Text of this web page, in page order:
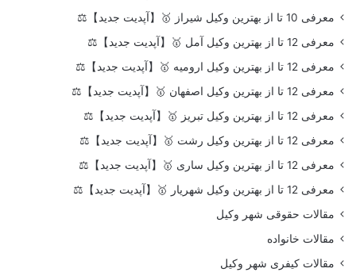
معرفی 10 تا از بهترین وکیل شیراز 🥇【آپدیت جدید】⚖️
معرفی 12 تا از بهترین وکیل آمل 🥇【آپدیت جدید】⚖️
معرفی 12 تا از بهترین وکیل ارومیه 🥇【آپدیت جدید】⚖️
معرفی 12 تا از بهترین وکیل اصفهان 🥇【آپدیت جدید】⚖️
معرفی 12 تا از بهترین وکیل تبریز 🥇【آپدیت جدید】⚖️
معرفی 12 تا از بهترین وکیل رشت 🥇【آپدیت جدید】⚖️
معرفی 12 تا از بهترین وکیل ساری 🥇【آپدیت جدید】⚖️
معرفی 12 تا از بهترین وکیل شهریار 🥇【آپدیت جدید】⚖️
مقالات حقوقی شهر وکیل
مقالات خانواده
مقالات کیفری شهر وکیل